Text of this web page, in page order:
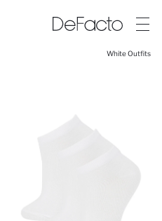
White Outfits